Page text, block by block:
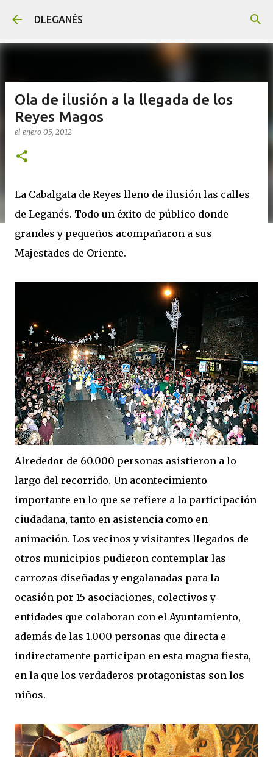
DLEGANÉS
Ola de ilusión a la llegada de los
Reyes Magos
el enero 05, 2012
La Cabalgata de Reyes lleno de ilusión las calles
de Leganés. Todo un éxito de público donde
grandes y pequeños acompañaron a sus
Majestades de Oriente.
Alrededor de 60.000 personas asistieron a lo
largo del recorrido. Un acontecimiento
importante en lo que se refiere a la participación
ciudadana, tanto en asistencia como en
animación. Los vecinos y visitantes llegados de
otros municipios pudieron contemplar las
carrozas diseñadas y engalanadas para la
ocasión por 15 asociaciones, colectivos y
entidades que colaboran con el Ayuntamiento,
además de las 1.000 personas que directa e
indirectamente participan en esta magna fiesta,
en la que los verdaderos protagonistas son los
niños.